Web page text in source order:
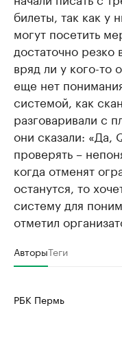
билеты, так как у
могут посетить
достаточно резко
вряд ли у кого-то
еще нет
системой, как
разговаривали с
они сказали: «Да,
проверять –
когда отменят
останутся, то
систему для
отметил
АвторыТеги
РБК Пермь